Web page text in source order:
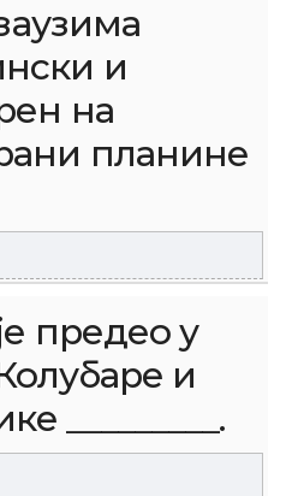
заузима
и
на
планине
предео у
и
_________.